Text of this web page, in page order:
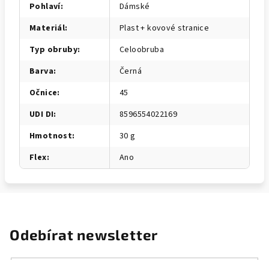
Pohlaví:
Dámské
Materiál:
Plast + kovové stranice
Typ obruby:
Celoobruba
Barva:
Černá
Očnice:
45
UDI DI:
8596554022169
Hmotnost:
30 g
Flex: Ano
Odebírat newsletter